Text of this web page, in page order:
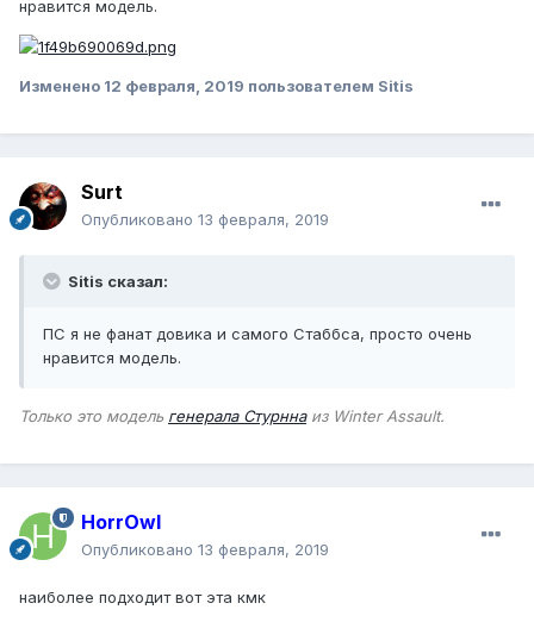
нравится модель.
Изменено 12 февраля, 2019 пользователем Sitis
Surt
Опубликовано 13 февраля, 2019
Sitis сказал:
ПС я не фанат довика и самого Стаббса, просто очень
нравится модель.
Только это модель генерала Стурннаиз Winter Assault.
HorrOwl
Опубликовано 13 февраля, 2019
наиболее подходит вот эта кмк